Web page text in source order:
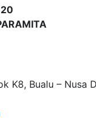
K8, Bualu – Nusa